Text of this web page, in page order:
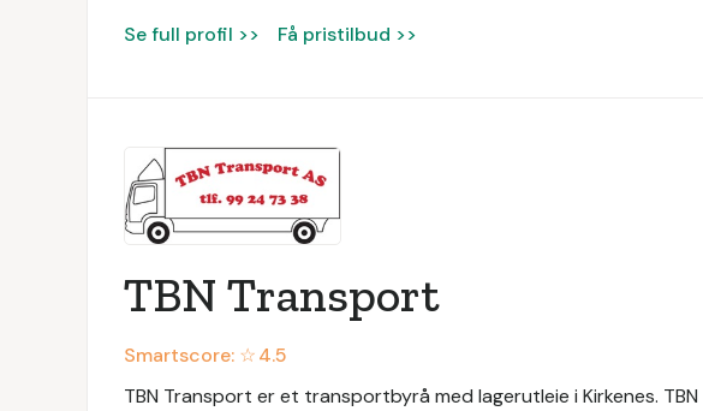
Se full profil >> Få pristilbud >>
TBN Transport
Smartscore: ☆4.5
TBN Transport er et transportbyrå med lagerutleie i Kirkenes.